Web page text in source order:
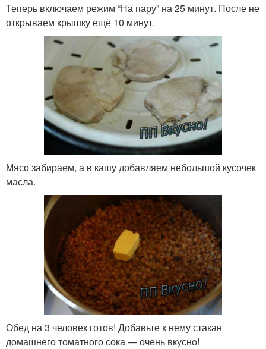
Теперь включаем режим “На пару” на 25 минут. После не
открываем крышку ещё 10 минут.
Мясо забираем, а в кашу добавляем небольшой кусочек
масла.
Обед на 3 человек готов! Добавьте к нему стакан
домашнего томатного сока — очень вкусно!